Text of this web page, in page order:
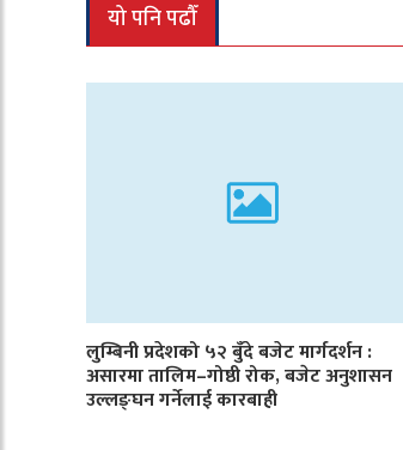
यो पनि पढौँ
लुम्बिनी प्रदेशको ५२ बुँदे बजेट मार्गदर्शन :
असारमा तालिम–गोष्ठी रोक, बजेट अनुशासन
उल्लङ्घन गर्नेलाई कारबाही